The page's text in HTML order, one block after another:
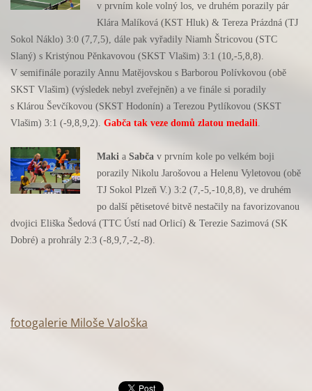
v prvním kole volný los, ve druhém porazily pár
Klára Malíková (KST Hluk) & Tereza Prázdná (TJ
Sokol Náklo) 3:0 (7,7,5), dále pak vyřadily Niamh Štricovou (STC
Slaný) s Kristýnou Pěnkavovou (SKST Vlašim) 3:1 (10,-5,8,8).
V semifinále porazily Annu Matějovskou s Barborou Polívkovou (obě
SKST Vlašim) (výsledek nebyl zveřejněn) a ve finále si poradily
s Klárou Ševčíkovou (SKST Hodonín) a Terezou Pytlíkovou (SKST
Vlašim) 3:1 (-9,8,9,2). Gabča tak veze domů zlatou medaili.
Maki a Sabča v prvním kole po velkém boji
porazily Nikolu Jarošovou a Helenu Vyletovou (obě
TJ Sokol Plzeň V.) 3:2 (7,-5,-10,8,8), ve druhém
po další pětisetové bitvě nestačily na favorizovanou
dvojici Eliška Šedová (TTC Ústí nad Orlicí) & Terezie Sazimová (SK
Dobré) a prohrály 2:3 (-8,9,7,-2,-8).
fotogalerie Miloše Valoška